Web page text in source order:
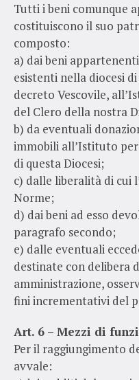
Tutti i beni comunque
costituiscono il suo
composto:
a) dai beni
esistenti nella diocesi
decreto Vescovile,
del Clero della nostra
b) da eventuali
immobili all’Istituto
di questa Diocesi;
c) dalle liberalità di cui
Norme;
d) dai beni ad esso
paragrafo secondo;
e) dalle eventuali
destinate con delibera
amministrazione,
fini incrementativi del
Art. 6 – Mezzi di
Per il raggiungimento
avvale: